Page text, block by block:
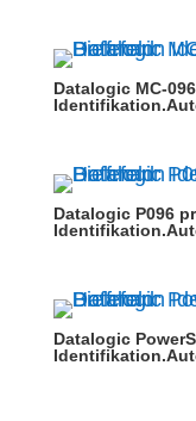
Datalogic MC-
Datalogic P096
Datalogic